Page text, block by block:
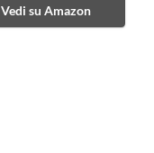
Vedi su Amazon